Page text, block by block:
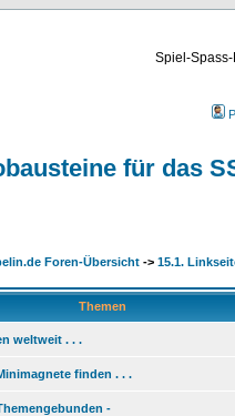
Spiel-
für das
Foren-Übersicht -> 15.1.
Themen
weltweit . . .
finden . . .
-